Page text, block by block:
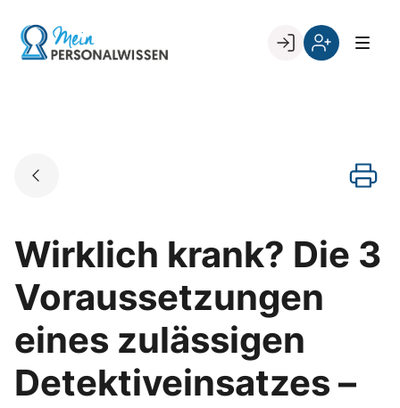
content
Go to landing page.
Wirklich krank? Die 3
Voraussetzungen
eines zulässigen
Detektiveinsatzes –